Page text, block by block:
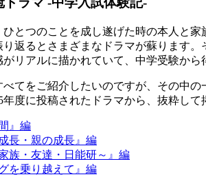
とつのことを成し遂げた時の本人と家
り返るとさまざまなドラマが蘇ります
リアルに描かれていて、中学受験から
てをご紹介したいのですが、その中の
度に投稿されたドラマから、抜粋して
』編
長・親の成長』編
族・友達・日能研～』編
を乗り越えて』編